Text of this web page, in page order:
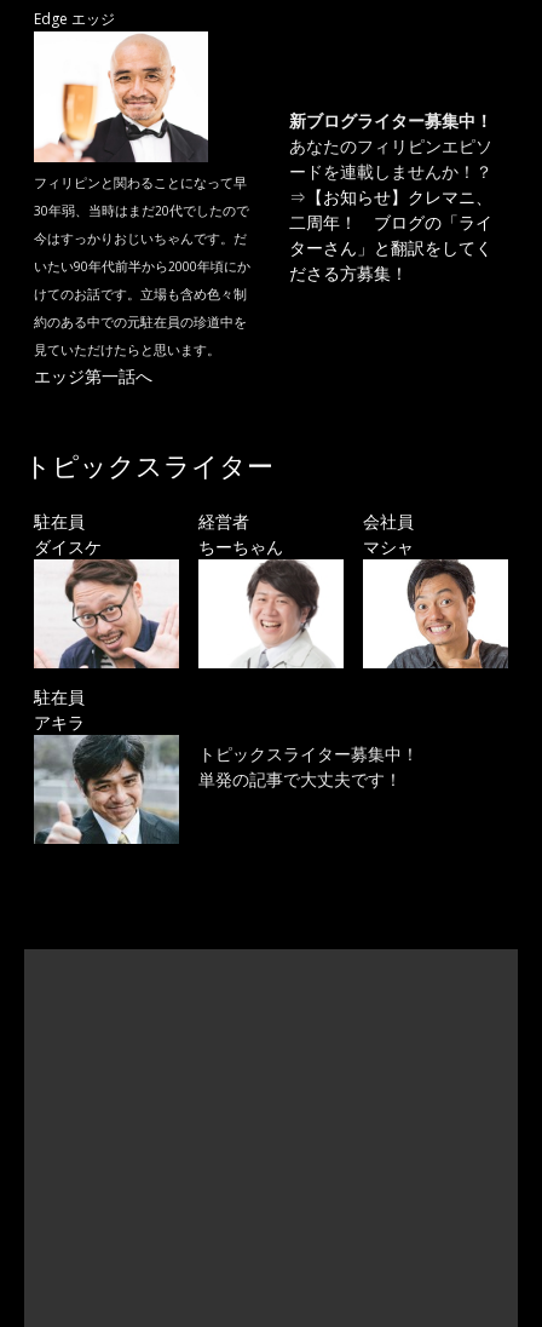
Edge エッジ
フィリピンと関わることになって早
30年弱、当時はまだ20代でしたので
今はすっかりおじいちゃんです。だ
いたい90年代前半から2000年頃にか
けてのお話です。立場も含め色々制
約のある中での元駐在員の珍道中を
見ていただけたらと思います。
エッジ第一話へ
新ブログライター募集中！
あなたのフィリピンエピソ
ードを連載しませんか！？
⇒ 【お知らせ】クレマニ、
二周年！ ブログの「ライ
ターさん」と翻訳をしてく
ださる方募集！
トピックスライター
駐在員
ダイスケ
経営者
ちーちゃん
会社員
マシャ
駐在員
アキラ
トピックスライター募集中！
単発の記事で大丈夫です！